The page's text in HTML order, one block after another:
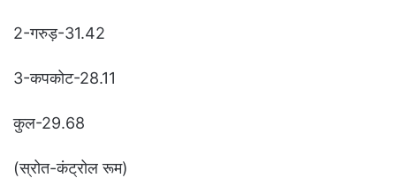
2-गरुड़-31.42
3-कपकोट-28.11
कुल-29.68
(स्रोत-कंट्रोल रूम)